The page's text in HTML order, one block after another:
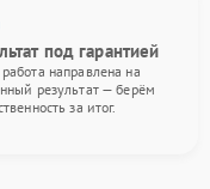
под гарантией
направлена на
результат — берём
за итог.